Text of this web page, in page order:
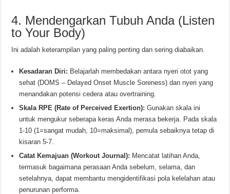
4. Mendengarkan Tubuh Anda (Listen
to Your Body)
Ini adalah keterampilan yang paling penting dan sering diabaikan.
Kesadaran Diri: Belajarlah membedakan antara nyeri otot yang
sehat (DOMS – Delayed Onset Muscle Soreness) dan nyeri yang
menandakan potensi cedera atau overtraining.
Skala RPE (Rate of Perceived Exertion): Gunakan skala ini
untuk mengukur seberapa keras Anda merasa bekerja. Pada skala
1-10 (1=sangat mudah, 10=maksimal), pemula sebaiknya tetap di
kisaran 5-7.
Catat Kemajuan (Workout Journal): Mencatat latihan Anda,
termasuk bagaimana perasaan Anda sebelum, selama, dan
setelahnya, dapat membantu mengidentifikasi pola kelelahan atau
penurunan performa.